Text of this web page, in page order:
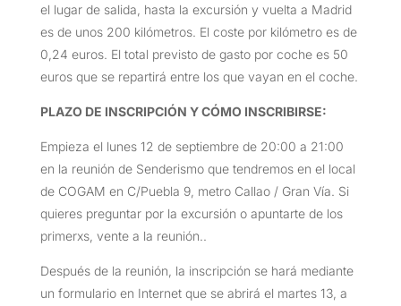
el lugar de salida, hasta la excursión y vuelta a Madrid
es de unos 200 kilómetros. El coste por kilómetro es de
0,24 euros. El total previsto de gasto por coche es 50
euros que se repartirá entre los que vayan en el coche.
PLAZO DE INSCRIPCIÓN Y CÓMO INSCRIBIRSE:
Empieza el lunes 12 de septiembre de 20:00 a 21:00
en la reunión de Senderismo que tendremos en el local
de COGAM en C/Puebla 9, metro Callao / Gran Vía. Si
quieres preguntar por la excursión o apuntarte de los
primerxs, vente a la reunión..
Después de la reunión, la inscripción se hará mediante
un formulario en Internet que se abrirá el martes 13, a